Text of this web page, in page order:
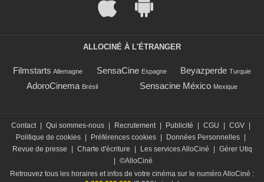
ALLOCINÉ À L'ÉTRANGER
Filmstarts Allemagne SensaCine Espagne Beyazperde Turquie
AdoroCinema Brésil Sensacine México Mexique
Contact Qui sommes-nous Recrutement Publicité CGU CGV
Politique de cookies
Préférences cookies Données Personnelles
Revue de presse
Charte d'écriture Les services AlloCiné
Gérer Utiq
©AlloCiné
Retrouvez tous les horaires et infos de votre cinéma sur le numéro AlloCiné :